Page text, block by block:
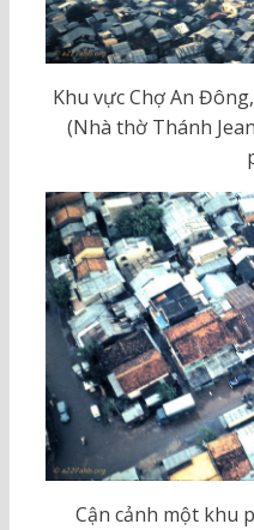
Khu vực Chợ An
(Nhà thờ Thánh
Cận cảnh một khu